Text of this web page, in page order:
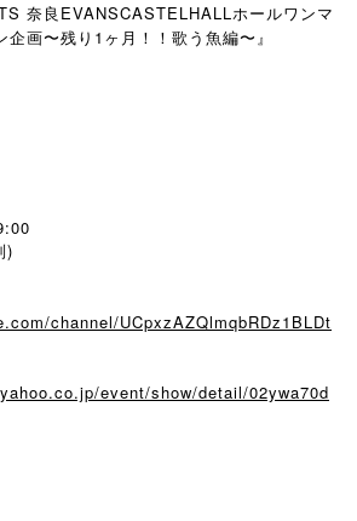
奈良EVANSCASTELHALLホールワンマ
画〜残り1ヶ月！！歌う魚編〜』
)
channel/UCpxzAZQlmqbRDz1BLDt
event/show/detail/02ywa70d